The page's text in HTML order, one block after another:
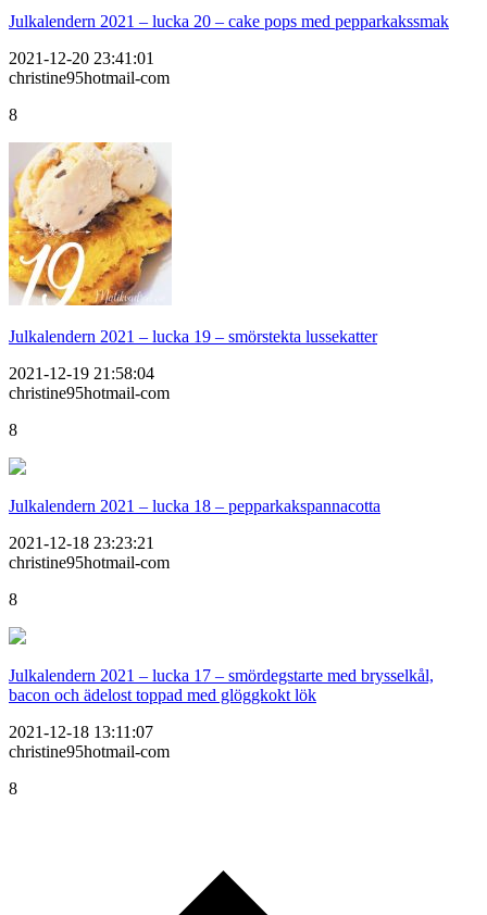
Julkalendern 2021 – lucka 20 – cake pops med pepparkakssmak
2021-12-20 23:41:01
christine95hotmail-com
8
Julkalendern 2021 – lucka 19 – smörstekta lussekatter
2021-12-19 21:58:04
christine95hotmail-com
8
Julkalendern 2021 – lucka 18 – pepparkakspannacotta
2021-12-18 23:23:21
christine95hotmail-com
8
Julkalendern 2021 – lucka 17 – smördegstarte med brysselkål,
bacon och ädelost toppad med glöggkokt lök
2021-12-18 13:11:07
christine95hotmail-com
8